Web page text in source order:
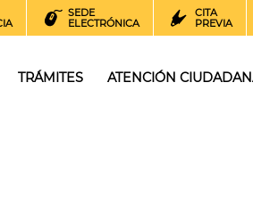
SEDE
ELECTRÓNICA
CITA
PREVIA
TRÁMITES ATENCIÓN